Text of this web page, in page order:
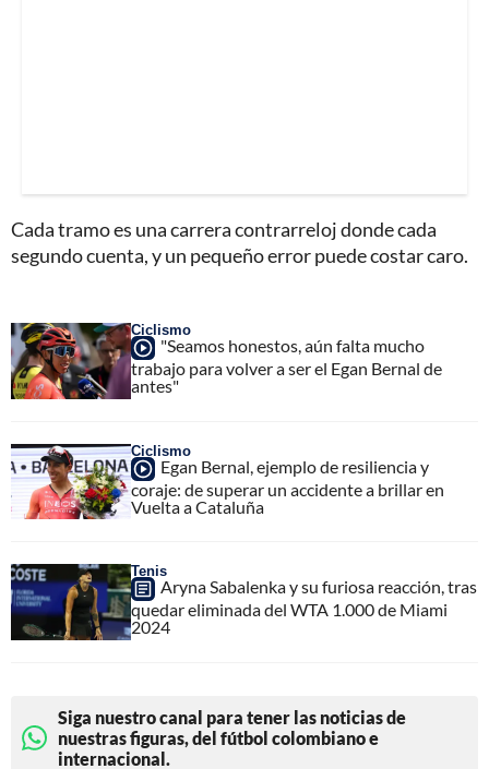
Cada tramo es una carrera contrarreloj donde cada
segundo cuenta, y un pequeño error puede costar caro.
Ciclismo
"Seamos honestos, aún falta mucho
trabajo para volver a ser el Egan Bernal de
antes"
Ciclismo
Egan Bernal, ejemplo de resiliencia y
coraje: de superar un accidente a brillar en
Vuelta a Cataluña
Tenis
Aryna Sabalenka y su furiosa reacción, tras
quedar eliminada del WTA 1.000 de Miami
2024
Siga nuestro canal para tener las noticias de
nuestras figuras, del fútbol colombiano e
internacional.